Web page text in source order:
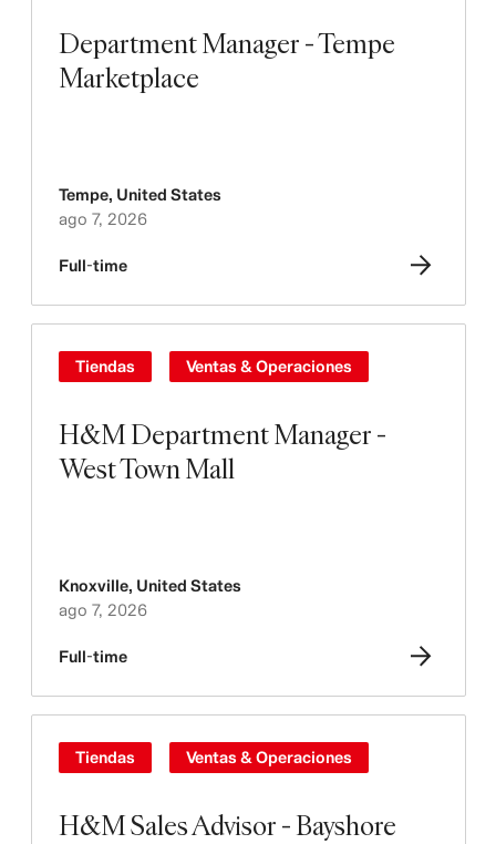
Department Manager - Tempe
Marketplace
Tempe, United States
ago 7, 2026
Full-time
H&M Department Manager -
West Town Mall
Tiendas Ventas & Operaciones
Knoxville, United States
ago 7, 2026
Full-time
H&M Sales Advisor - Bayshore
Tiendas Ventas & Operaciones